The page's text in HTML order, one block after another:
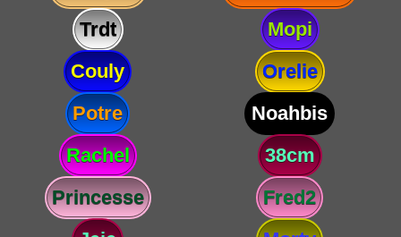
Trdt
Mopi
Couly
Orelie
Potre
Noahbis
Rachel
38cm
Princesse
Fred2